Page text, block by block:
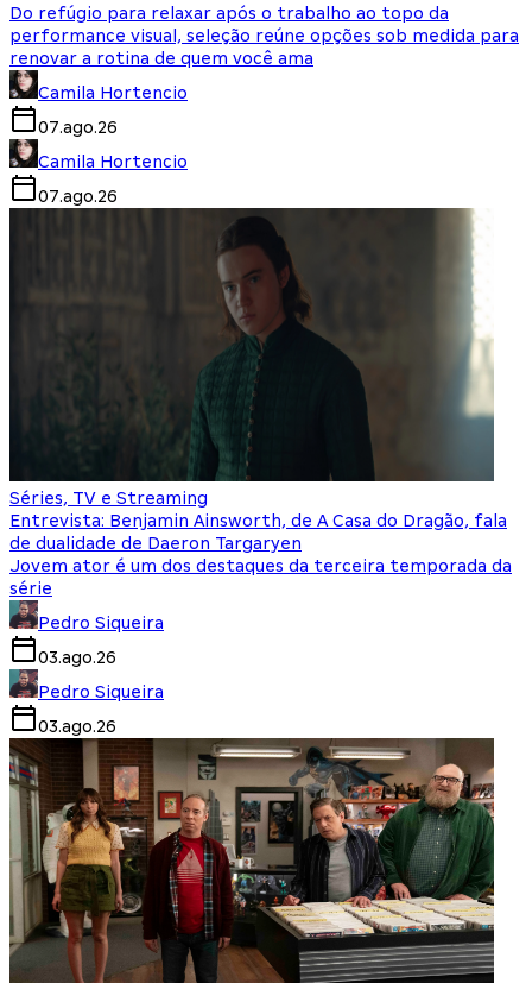
Do refúgio para relaxar após o trabalho ao topo da
performance visual, seleção reúne opções sob medida para
renovar a rotina de quem você ama
Camila Hortencio
07.ago.26
Camila Hortencio
07.ago.26
Séries, TV e Streaming
Entrevista: Benjamin Ainsworth, de A Casa do Dragão, fala
de dualidade de Daeron Targaryen
Jovem ator é um dos destaques da terceira temporada da
série
Pedro Siqueira
03.ago.26
Pedro Siqueira
03.ago.26